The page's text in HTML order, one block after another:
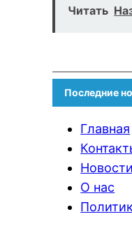
Читать
Последние
Главная
Новости
О нас